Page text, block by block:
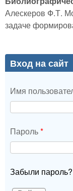
Алескеров Ф.Т.
задаче
Вход на сайт
Имя
Пароль*
Забыли пароль?